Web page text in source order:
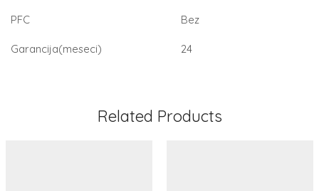
PFC Bez
Garancija(meseci) 24
Related Products